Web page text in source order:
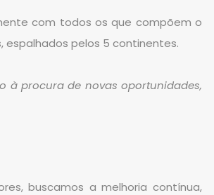
com todos os que compõem o
espalhados pelos 5 continentes.
à procura de novas oportunidades,
buscamos a melhoria contínua,